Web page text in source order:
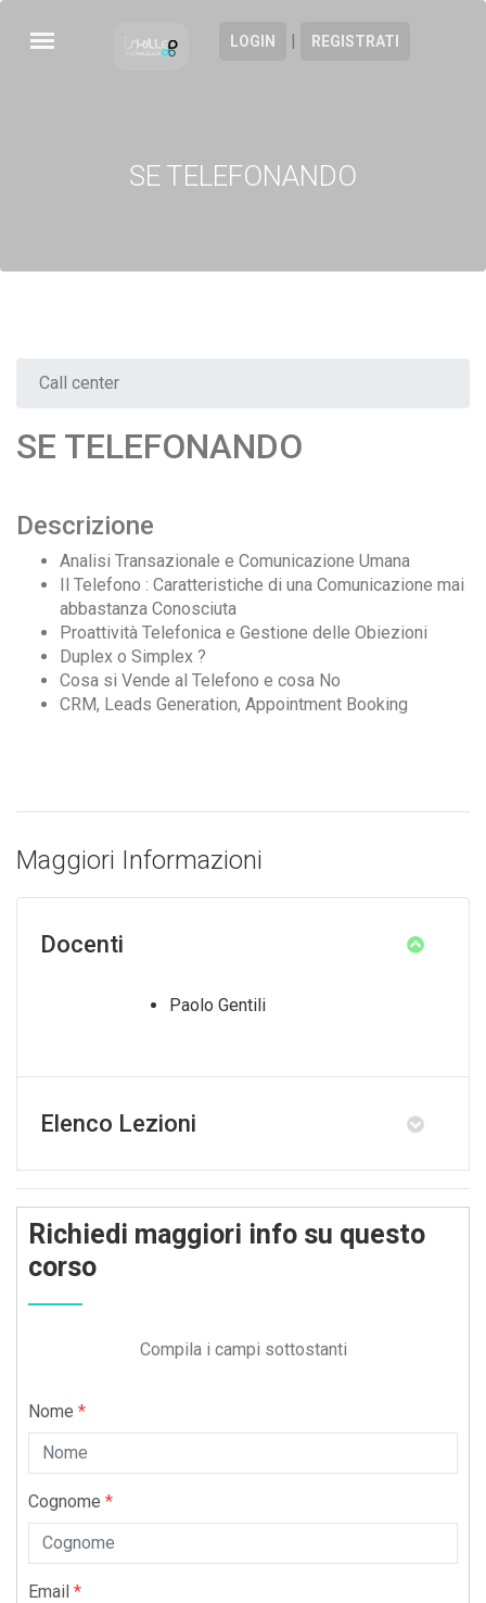
LOGIN | REGISTRATI
SE TELEFONANDO
Call center
SE TELEFONANDO
Descrizione
Analisi Transazionale e Comunicazione Umana
Il Telefono : Caratteristiche di una Comunicazione mai
abbastanza Conosciuta
Proattività Telefonica e Gestione delle Obiezioni
Duplex o Simplex ?
Cosa si Vende al Telefono e cosa No
CRM, Leads Generation, Appointment Booking
Maggiori Informazioni
Docenti
Paolo Gentili
Elenco Lezioni
Richiedi maggiori info su questo
corso
Compila i campi sottostanti
Nome *
Cognome *
Email *